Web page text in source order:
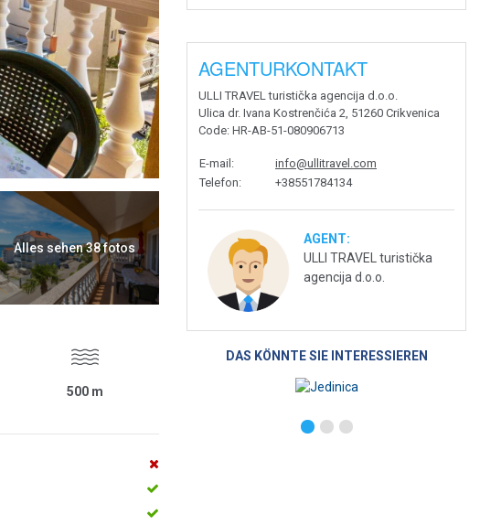
Alles sehen 38 fotos
500 m
AGENTURKONTAKT
ULLI TRAVEL turistička agencija d.o.o.
Ulica dr. Ivana Kostrenčića 2, 51260 Crikvenica
Code: HR-AB-51-080906713
E-mail :
info@ullitravel.com
Telefon: +38551784134
AGENT:
ULLI TRAVEL turistička
agencija d.o.o.
DAS KÖNNTE SIE INTERESSIEREN